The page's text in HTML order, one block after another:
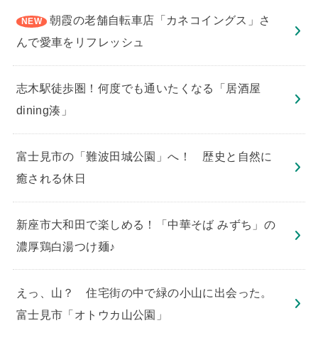
朝霞の老舗自転車店「カネコイングス」さ
んで愛車をリフレッシュ
志木駅徒歩圏！何度でも通いたくなる「居酒屋
dining湊」
​富士見市の「難波田城公園」へ！ 歴史と自然に
癒される休日
新座市大和田で楽しめる！「中華そば みずち」の
濃厚鶏白湯つけ麺♪
えっ、山？ 住宅街の中で緑の小山に出会った。
富士見市「オトウカ山公園」